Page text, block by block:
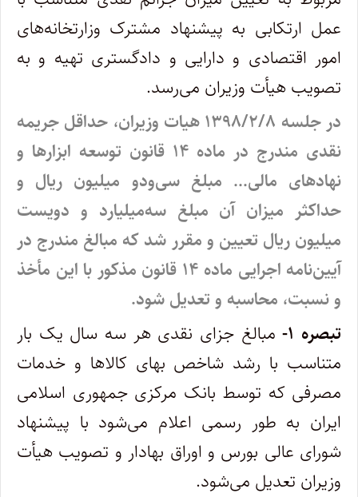
عمل ارتکابی به پیشنهاد مشترک وزارتخانه‌های
امور اقتصادی و دارایی و دادگستری تهیه و به
تصویب هیأت وزیران می‌رسد.
در جلسه ۱۳۹۸/۲/۸ هیات وزیران، حداقل جریمه
نقدی مندرج در ماده ۱۴ قانون توسعه ابزارها و
نهادهای مالی… مبلغ سی‌ودو میلیون ریال و
حداکثر میزان آن مبلغ سه‌میلیارد و دویست
میلیون ریال تعیین و مقرر شد که مبالغ مندرج در
آیین‌نامه اجرایی ماده ۱۴ قانون مذکور با این مأخذ
و نسبت، محاسبه و تعدیل شود.
تبصره ۱-
مبالغ جزای نقدی هر سه سال یک بار
متناسب با رشد شاخص بهای کالاها و خدمات
مصرفی که توسط بانک مرکزی جمهوری اسلامی
ایران به طور رسمی اعلام می‌شود با پیشنهاد
شورای عالی بورس و اوراق بهادار و تصویب هیأت
وزیران تعدیل می‌شود.